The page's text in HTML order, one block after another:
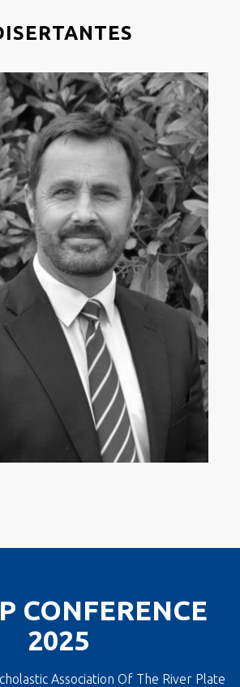
VER PERFIL
CONFERENCE
2025
Association Of The River Plate